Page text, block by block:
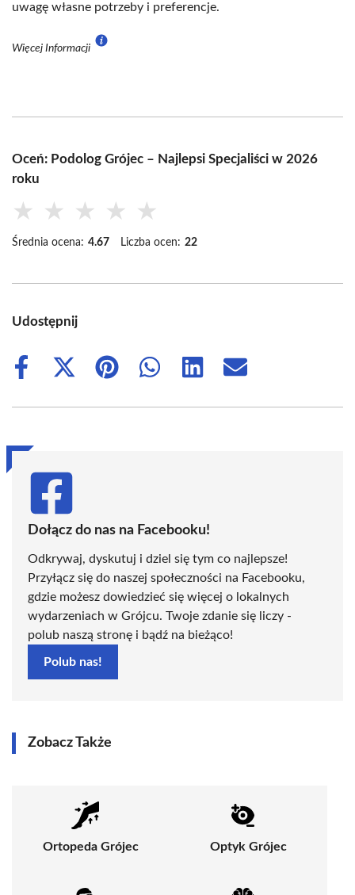
uwagę własne potrzeby i preferencje.
Więcej Informacji
Oceń: Podolog Grójec – Najlepsi Specjaliści w 2026
roku
★ ★ ★ ★ ★
Średnia ocena: 4.67 Liczba ocen: 22
Udostępnij
Share
Share
(Twitter)
Share
Share
Share
Share
Dołącz do nas na Facebooku!
Odkrywaj, dyskutuj i dziel się tym co najlepsze!
Przyłącz się do naszej społeczności na Facebooku,
gdzie możesz dowiedzieć się więcej o lokalnych
wydarzeniach w Grójcu. Twoje zdanie się liczy -
polub naszą stronę i bądź na bieżąco!
Polub nas!
Zobacz Także
Ortopeda Grójec Optyk Grójec